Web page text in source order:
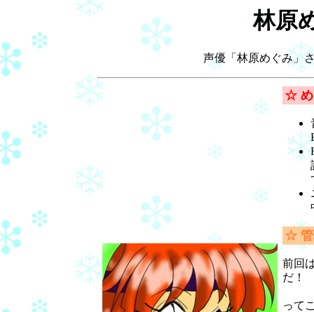
林原
声優「林原めぐみ」
☆ め
☆ 管
前回
だ！
って